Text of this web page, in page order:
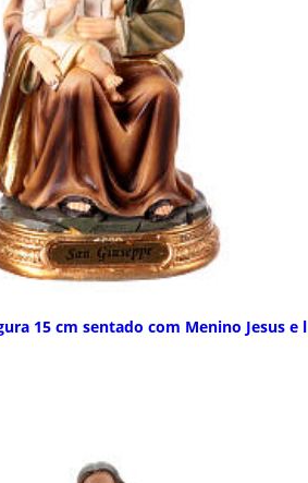
15 cm sentado com Menino Jesus e